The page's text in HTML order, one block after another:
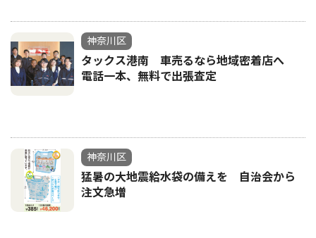
神奈川区
タックス港南 車売るなら地域密着店へ
電話一本、無料で出張査定
神奈川区
猛暑の大地震給水袋の備えを 自治会から
注文急増